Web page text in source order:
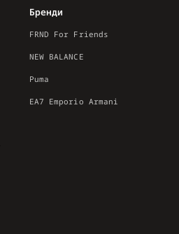
Бренди
FRND For Friends
NEW BALANCE
Puma
EA7 Emporio Armani